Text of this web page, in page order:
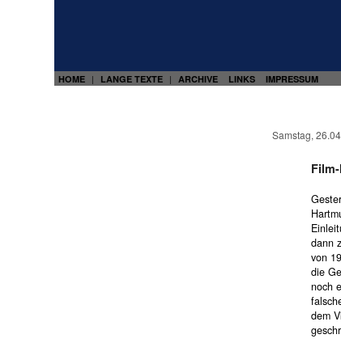
HOME | LANGE TEXTE | ARCHIVE LINKS IMPRESSUM
Samstag,
dann
von
die
noch
dem